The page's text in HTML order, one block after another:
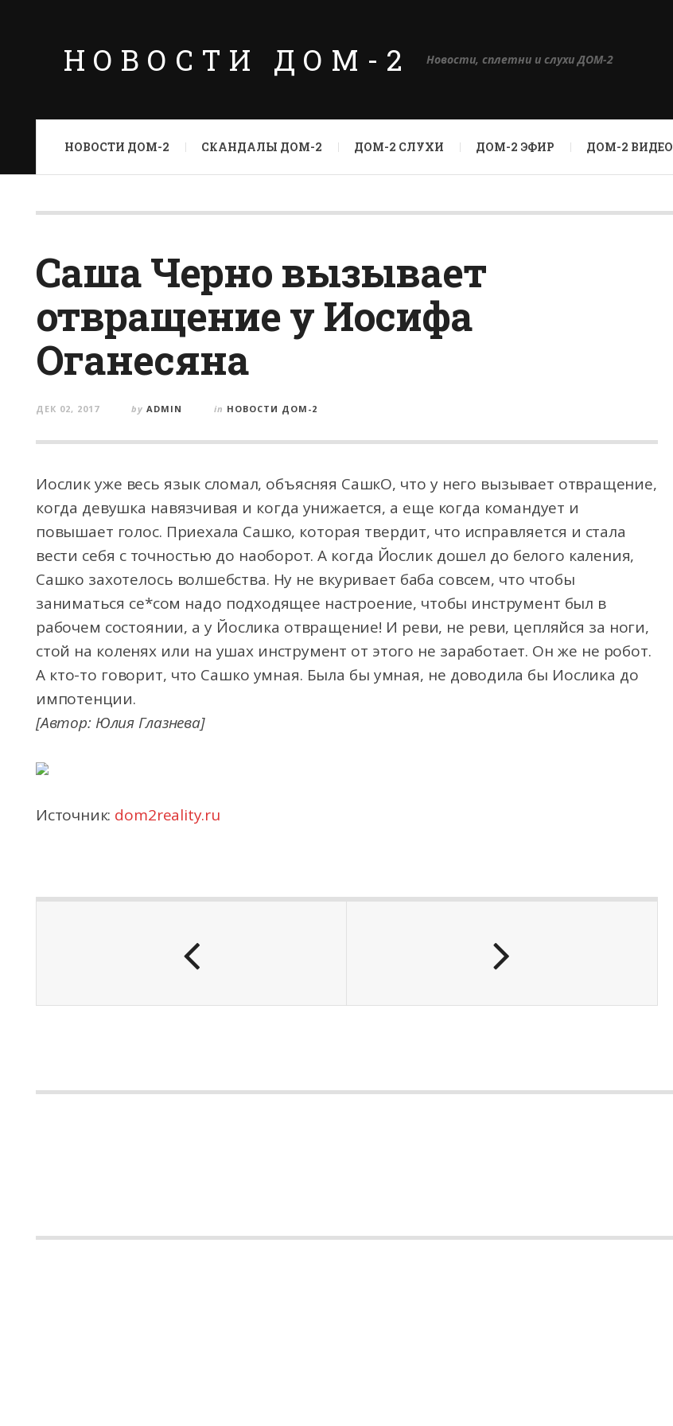
НОВОСТИ ДОМ-2 Новости, сплетни и слухи ДОМ-2
НОВОСТИ ДОМ-2 СКАНДАЛЫ ДОМ-2 ДОМ-2 СЛУХИ ДОМ-2 ЭФИР ДОМ-2 ВИДЕО
Саша Черно вызывает
отвращение у Иосифа
Оганесяна
ДЕК 02, 2017 by ADMIN in НОВОСТИ ДОМ-2
Иослик уже весь язык сломал, объясняя СашкО, что у него вызывает отвращение,
когда девушка навязчивая и когда унижается, а еще когда командует и
повышает голос. Приехала Сашко, которая твердит, что исправляется и стала
вести себя с точностью до наоборот. А когда Йослик дошел до белого каления,
Сашко захотелось волшебства. Ну не вкуривает баба совсем, что чтобы
заниматься се*сом надо подходящее настроение, чтобы инструмент был в
рабочем состоянии, а у Йослика отвращение! И реви, не реви, цепляйся за ноги,
стой на коленях или на ушах инструмент от этого не заработает. Он же не робот.
А кто-то говорит, что Сашко умная. Была бы умная, не доводила бы Иослика до
импотенции.
[Автор: Юлия Глазнева]
Источник: dom2reality.ru